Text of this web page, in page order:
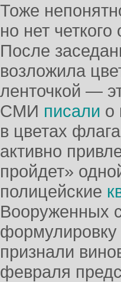
Тоже
но нет
После
возложила
ленточкой —
СМИ писали о
в цветах
активно
пройдет»
полицейские
Вооруженных
формулировку
признали
февраля